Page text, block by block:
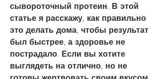
сывороточный протеин. В этой
статье я расскажу, как правильно
это делать дома, чтобы результат
был быстрее, а здоровье не
пострадало. Если вы хотите
выглядеть на отлично, но не